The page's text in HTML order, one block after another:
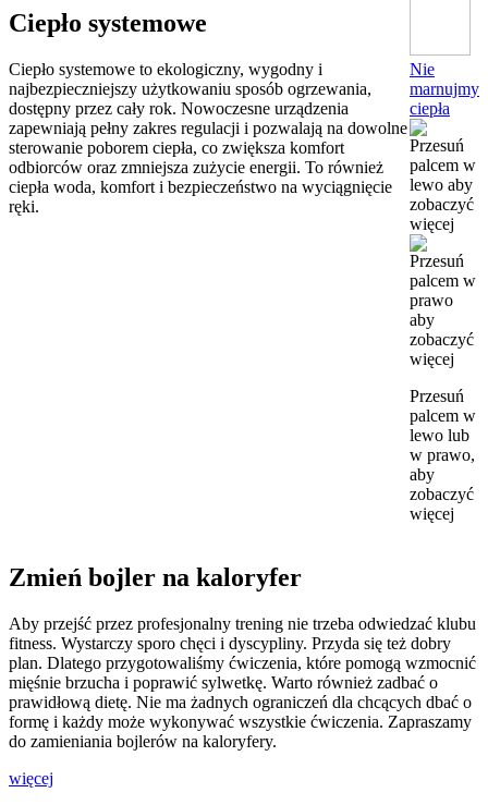
Ciepło systemowe
Ciepło systemowe to ekologiczny, wygodny i
najbezpieczniejszy użytkowaniu sposób ogrzewania,
dostępny przez cały rok. Nowoczesne urządzenia
zapewniają pełny zakres regulacji i pozwalają na dowolne
sterowanie poborem ciepła, co zwiększa komfort
odbiorców oraz zmniejsza zużycie energii. To również
ciepła woda, komfort i bezpieczeństwo na wyciągnięcie
ręki.
Nie
marnujmy
ciepła
Przesuń
palcem w
lewo lub
w prawo,
aby
zobaczyć
więcej
Zmień bojler na kaloryfer
Aby przejść przez profesjonalny trening nie trzeba odwiedzać klubu
fitness. Wystarczy sporo chęci i dyscypliny. Przyda się też dobry
plan. Dlatego przygotowaliśmy ćwiczenia, które pomogą wzmocnić
mięśnie brzucha i poprawić sylwetkę. Warto również zadbać o
prawidłową dietę. Nie ma żadnych ograniczeń dla chcących dbać o
formę i każdy może wykonywać wszystkie ćwiczenia. Zapraszamy
do zamieniania bojlerów na kaloryfery.
więcej